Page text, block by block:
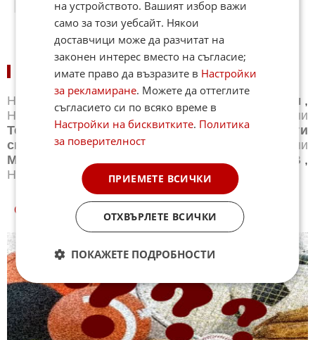
16.05.2026
НОВИНИ ПО СПОРТОВЕ:
Новини Бг футбол Световен футбол ,
Новини
Баскетбол ,Новини Волейбол
Новини
Тенис
,Новини Бойни спортове ,Новини
Други
спортове ,Новини Лека атлетика
Новини
Моторни спортове
Спортът по ТВ ,
Новини
Зимни спортове
СПОРТ КУИЗОВЕ
на устройството. Вашият избор важи
само за този уебсайт. Някои
доставчици може да разчитат на
законен интерес вместо на съгласие;
имате право да възразите в Настройки
за рекламиране. Можете да оттеглите
съгласието си по всяко време в
Настройки на бисквитките. Политика
за поверителност
ПРИЕМЕТЕ ВСИЧКИ
ОТХВЪРЛЕТЕ ВСИЧКИ
ПОКАЖЕТЕ ПОДРОБНОСТИ